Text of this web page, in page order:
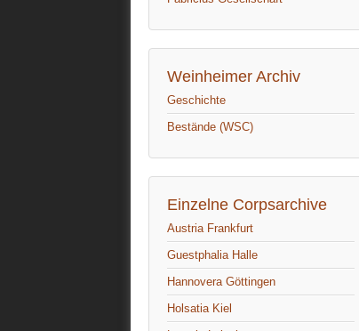
Weinheimer Archiv
Geschichte
Bestände (WSC)
Einzelne Corpsarchive
Austria Frankfurt
Guestphalia Halle
Hannovera Göttingen
Holsatia Kiel